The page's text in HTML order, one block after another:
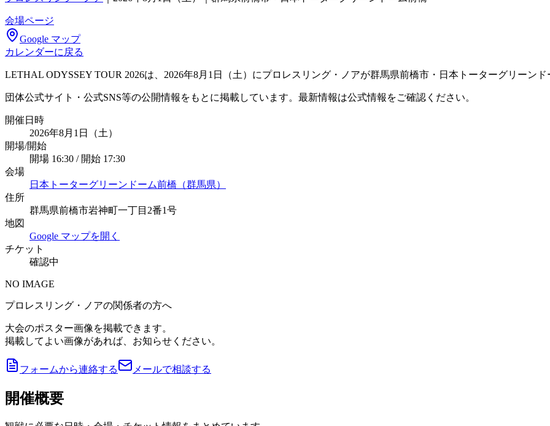
会場ページ
Google マップ
カレンダーに戻る
LETHAL ODYSSEY TOUR 2026は、2026年8月1日（土）にプロレスリング・ノアが群馬県前橋市・日本トーターグリーン
団体公式サイト・公式SNS等の公開情報をもとに掲載しています。最新情報は公式情報をご確認ください。
開催日時
2026年8月1日（土）
開場/開始
開場 16:30 / 開始 17:30
会場
日本トーターグリーンドーム前橋（群馬県）
住所
群馬県前橋市岩神町一丁目2番1号
地図
Google マップを開く
チケット
確認中
NO IMAGE
プロレスリング・ノアの関係者の方へ
大会のポスター画像を掲載できます。
掲載してよい画像があれば、お知らせください。
フォームから連絡する メールで相談する
開催概要